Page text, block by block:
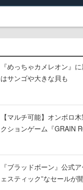
『めっちゃカメレオン』
はサンゴや大きな貝も
【マルチ可能】オンボロ
クションゲーム『GRAIN
『ブラッドボーン』公式
ェスティック”なセールが